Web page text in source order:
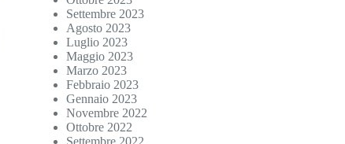
Settembre 2023
Agosto 2023
Luglio 2023
Maggio 2023
Marzo 2023
Febbraio 2023
Gennaio 2023
Novembre 2022
Ottobre 2022
Settembre 2022